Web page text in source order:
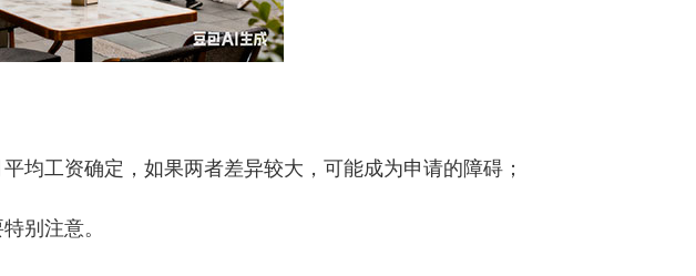
工资确定，如果两者差异较大，可能成为申请的障碍；
别注意。